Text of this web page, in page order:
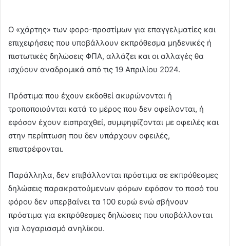
Ο «χάρτης» των φορο-προστίμων για επαγγελματίες και
επιχειρήσεις που υποβάλλουν εκπρόθεσμα μηδενικές ή
πιστωτικές δηλώσεις ΦΠΑ, αλλάζει και οι αλλαγές θα
ισχύουν αναδρομικά από τις 19 Απριλίου 2024.
Πρόστιμα που έχουν εκδοθεί ακυρώνονται ή
τροποποιούνται κατά το μέρος που δεν οφείλονται, ή
εφόσον έχουν εισπραχθεί, συμψηφίζονται με οφειλές και
στην περίπτωση που δεν υπάρχουν οφειλές,
επιστρέφονται.
Παράλληλα, δεν επιβάλλονται πρόστιμα σε εκπρόθεσμες
δηλώσεις παρακρατούμενων φόρων εφόσον το ποσό του
φόρου δεν υπερβαίνει τα 100 ευρώ ενώ σβήνουν
πρόστιμα για εκπρόθεσμες δηλώσεις που υποβάλλονται
για λογαριασμό ανηλίκου.